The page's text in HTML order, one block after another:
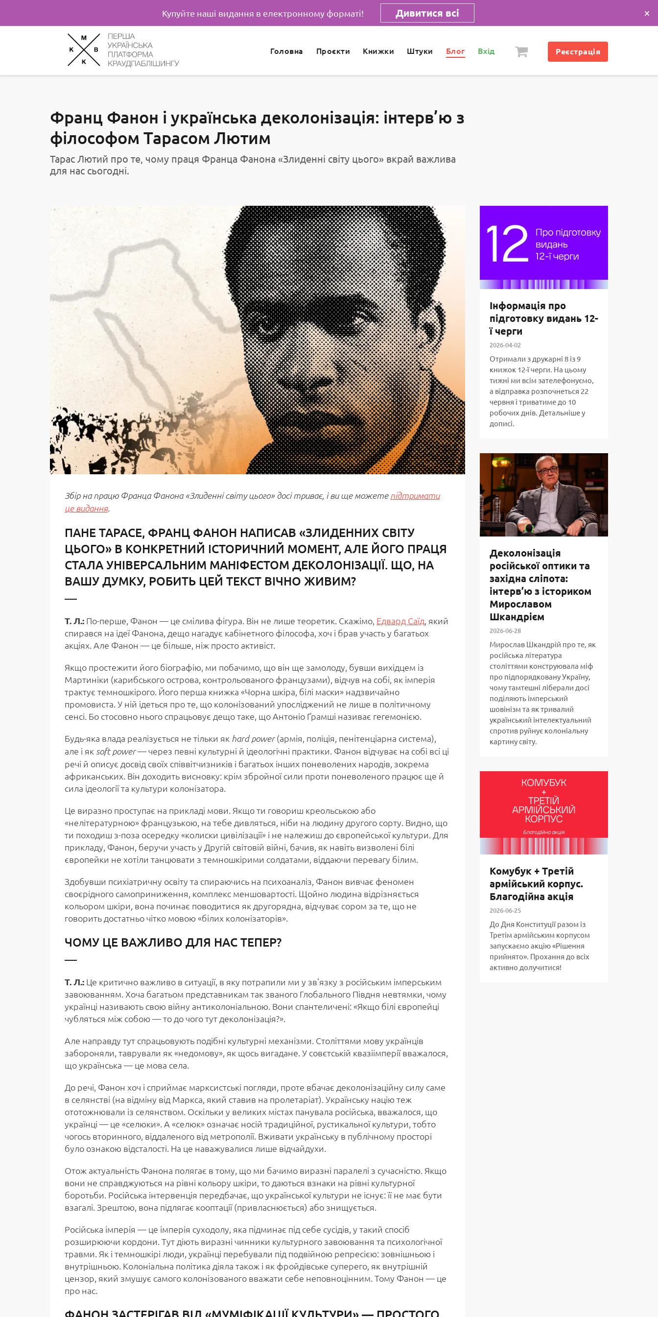
Купуйте наші видання в електронному форматі! Дивитися всі ×
Головна Проєкти Книжки Штуки Блог Вхід Реєстрація
Франц Фанон і українська деколонізація: інтерв’ю з
філософом Тарасом Лютим
Тарас Лютий про те, чому праця Франца Фанона «Злиденні світу цього» вкрай важлива
для нас сьогодні.
Збір на працю Франца Фанона «Злиденні світу цього» досі триває, і ви ще можетепідтримати
це видання.
ПАНЕ ТАРАСЕ, ФРАНЦ ФАНОН НАПИСАВ «ЗЛИДЕННИХ СВІТУ
ЦЬОГО» В КОНКРЕТНИЙ ІСТОРИЧНИЙ МОМЕНТ, АЛЕ ЙОГО ПРАЦЯ
СТАЛА УНІВЕРСАЛЬНИМ МАНІФЕСТОМ ДЕКОЛОНІЗАЦІЇ. ЩО, НА
ВАШУ ДУМКУ, РОБИТЬ ЦЕЙ ТЕКСТ ВІЧНО ЖИВИМ?
Т. Л.: По-перше, Фанон — це смілива фігура. Він не лише теоретик. Скажімо, Едвард Саїд, який
спирався на ідеї Фанона, дещо нагадує кабінетного філософа, хоч і брав участь у багатьох
акціях. Але Фанон — це більше, ніж просто активіст.
Якщо простежити його біографію, ми побачимо, що він ще замолоду, бувши вихідцем із
Мартиніки (карибського острова, контрольованого французами), відчув на собі, як імперія
трактує темношкірого. Його перша книжка «Чорна шкіра, білі маски» надзвичайно
промовиста. У ній ідеться про те, що колонізований упосліджений не лише в політичному
сенсі. Бо стосовно нього спрацьовує дещо таке, що Антоніо Ґрамші називає гегемонією.
Будь-яка влада реалізується не тільки як hard power(армія, поліція, пенітенціарна система),
але і як soft power— через певні культурні й ідеологічні практики. Фанон відчуває на собі всі ці
речі й описує досвід своїх співвітчизників і багатьох інших поневолених народів, зокрема
африканських. Він доходить висновку: крім збройної сили проти поневоленого працює ще й
сила ідеології та культури колонізатора.
Це виразно проступає на прикладі мови. Якщо ти говориш креольською або
«нелітературною» французькою, на тебе дивляться, ніби на людину другого сорту. Видно, що
ти походиш з-поза осередку «колиски цивілізації» і не належиш до європейської культури. Для
прикладу, Фанон, беручи участь у Другій світовій війні, бачив, як навіть визволені білі
європейки не хотіли танцювати з темношкірими солдатами, віддаючи перевагу білим.
Здобувши психіатричну освіту та спираючись на психоаналіз, Фанон вивчає феномен
своєрідного самоприниження, комплекс меншовартості. Щойно людина відрізняється
кольором шкіри, вона починає поводитися як другорядна, відчуває сором за те, що не
говорить достатньо чітко мовою «білих колонізаторів».
ЧОМУ ЦЕ ВАЖЛИВО ДЛЯ НАС ТЕПЕР?
Т. Л.: Це критично важливо в ситуації, в яку потрапили ми у зв’язку з російським імперським
завоюванням. Хоча багатьом представникам так званого Глобального Півдня невтямки, чому
українці називають свою війну антиколоніальною. Вони спантеличені: «Якщо білі європейці
чубляться між собою — то до чого тут деколонізація?».
Але направду тут спрацьовують подібні культурні механізми. Століттями мову українців
забороняли, таврували як «недомову», як щось вигадане. У совєтській квазіімперії вважалося,
що українська — це мова села.
До речі, Фанон хоч і сприймає марксистські погляди, проте вбачає деколонізаційну силу саме
в селянстві (на відміну від Маркса, який ставив на пролетаріат). Українську націю теж
ототожнювали із селянством. Оскільки у великих містах панувала російська, вважалося, що
українці — це «селюки». А «селюк» означає носій традиційної, рустикальної культури, тобто
чогось вторинного, віддаленого від метрополії. Вживати українську в публічному просторі
було ознакою відсталості. На це наважувалися лише відчайдухи.
Отож актуальність Фанона полягає в тому, що ми бачимо виразні паралелі з сучасністю. Якщо
вони не справджуються на рівні кольору шкіри, то даються взнаки на рівні культурної
боротьби. Російська інтервенція передбачає, що української культури не існує: її не має бути
взагалі. Зрештою, вона підлягає кооптації (привласнюється) або знищується.
Російська імперія — це імперія суходолу, яка підминає під себе сусідів, у такий спосіб
розширюючи кордони. Тут діють виразні чинники культурного завоювання та психологічної
травми. Як і темношкірі люди, українці перебували під подвійною репресією: зовнішньою і
внутрішньою. Колоніальна політика діяла також і як фройдівське суперего, як внутрішній
цензор, який змушує самого колонізованого вважати себе неповноцінним. Тому Фанон — це
про нас.
Інформація про
підготовку видань 12-
ї черги
2026-04-02
Отримали з друкарні 8 із 9
книжок 12-ї черги. На цьому
тижні ми всім зателефонуємо,
а відправка розпочнеться 22
червня і триватиме до 10
робочих днів. Детальніше у
дописі.
Деколонізація
російської оптики та
західна сліпота:
інтерв’ю з істориком
Мирославом
Шкандрієм
2026-06-28
Мирослав Шкандрій про те, як
російська література
століттями конструювала міф
про підпорядковану Україну,
чому тамтешні ліберали досі
поділяють імперський
шовінізм та як тривалий
український інтелектуальний
спротив руйнує колоніальну
картину світу.
Комубук + Третій
армійський корпус.
Благодійна акція
2026-06-25
До Дня Конституції разом із
Третім армійським корпусом
запускаємо акцію «Рішення
прийнято». Прохання до всіх
активно долучитися!